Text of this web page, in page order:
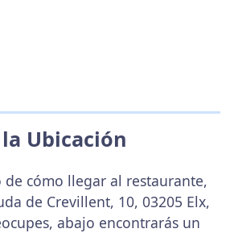
Ubicación
de cómo llegar al restaurante,
de Crevillent, 10, 03205 Elx,
abajo encontrarás un